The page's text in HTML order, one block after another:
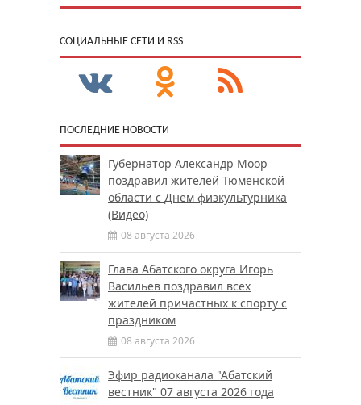
CОЦИАЛЬНЫЕ СЕТИ И RSS
ПОСЛЕДНИЕ НОВОСТИ
Губернатор Александр Моор
поздравил жителей Тюменской
области с Днем физкультурника
(Видео)
08 августа 2026
Глава Абатского округа Игорь
Васильев поздравил всех
жителей причастных к спорту с
праздником
08 августа 2026
Эфир радиоканала "Абатский
вестник" 07 августа 2026 года